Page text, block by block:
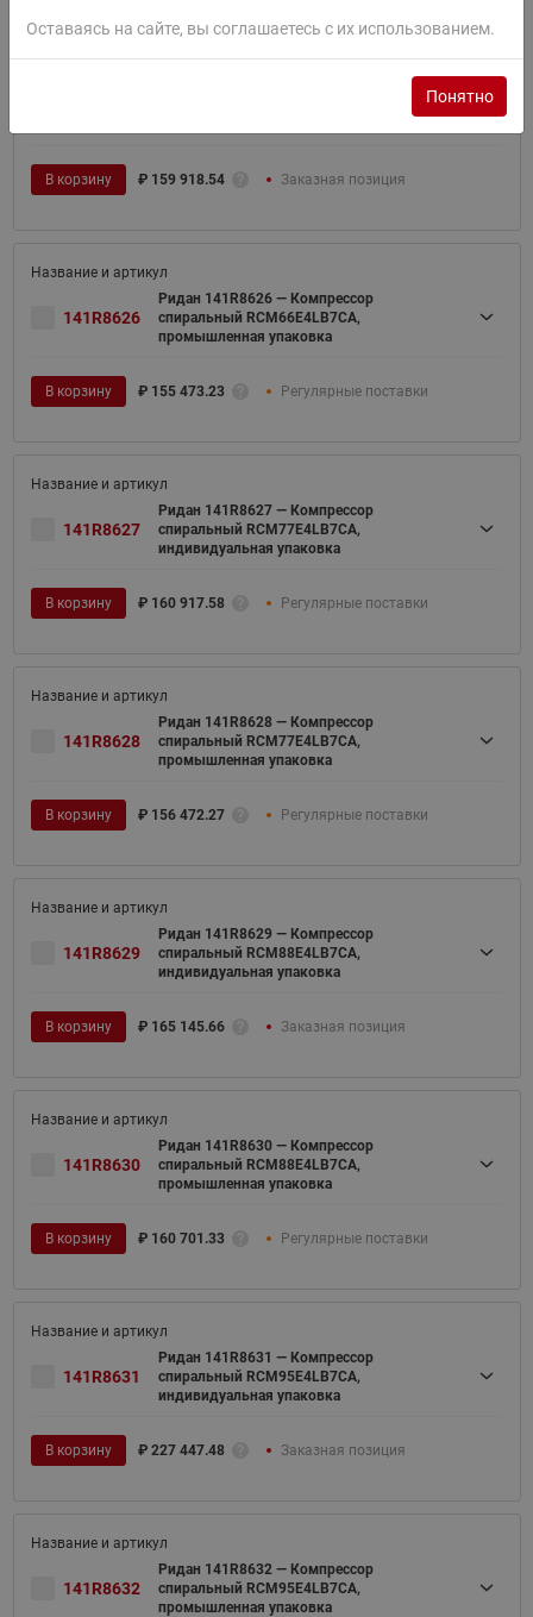
В корзину ₽ 159 918.54 Заказная позиция
141R8626
Ридан 141R8626 — Компрессор
спиральный RCM66E4LB7CA,
промышленная упаковка
В корзину ₽ 155 473.23 Регулярные поставки
141R8627
Ридан 141R8627 — Компрессор
спиральный RCM77E4LB7CA,
индивидуальная упаковка
В корзину ₽ 160 917.58 Регулярные поставки
141R8628
Ридан 141R8628 — Компрессор
спиральный RCM77E4LB7CA,
промышленная упаковка
В корзину ₽ 156 472.27 Регулярные поставки
141R8629
Ридан 141R8629 — Компрессор
спиральный RCM88E4LB7CA,
индивидуальная упаковка
В корзину ₽ 165 145.66 Заказная позиция
141R8630
Ридан 141R8630 — Компрессор
спиральный RCM88E4LB7CA,
промышленная упаковка
В корзину ₽ 160 701.33 Регулярные поставки
141R8631
Ридан 141R8631 — Компрессор
спиральный RCM95E4LB7CA,
индивидуальная упаковка
В корзину ₽ 227 447.48 Заказная позиция
141R8632
Ридан 141R8632 — Компрессор
спиральный RCM95E4LB7CA,
промышленная упаковка
Оставаясь на сайте, вы соглашаетесь с их использованием.
Понятно